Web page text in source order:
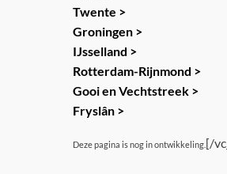
Twente >
Groningen >
IJsselland >
Rotterdam-Rijnmond >
Gooi en Vechtstreek >
Fryslân >
Deze pagina is nog in ontwikkeling. [/